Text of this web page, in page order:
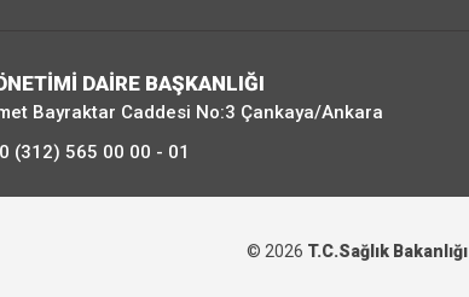
DAİRE BAŞKANLIĞI
Bayraktar Caddesi No:3 Çankaya/Ankara
(312) 565 00 00 - 01
© 2026 T.C.Sağlık Bakanlığı